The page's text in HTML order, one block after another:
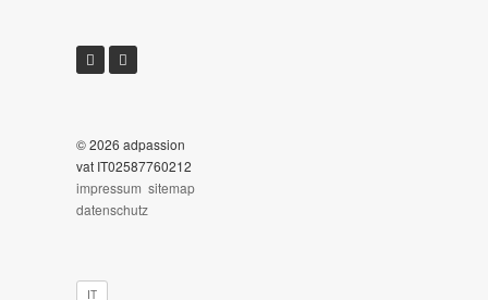
© 2026 adpassion
vat IT02587760212
impressum sitemap
datenschutz
IT